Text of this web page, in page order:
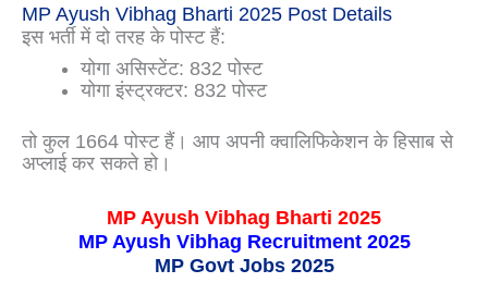
MP Ayush Vibhag Bharti 2025 Post Details
इस भर्ती में दो तरह के पोस्ट हैं:
योगा असिस्टेंट: 832 पोस्ट
योगा इंस्ट्रक्टर: 832 पोस्ट
तो कुल 1664 पोस्ट हैं। आप अपनी क्वालिफिकेशन के हिसाब से
अप्लाई कर सकते हो।
MP Ayush Vibhag Bharti 2025
MP Ayush Vibhag Recruitment 2025
MP Govt Jobs 2025